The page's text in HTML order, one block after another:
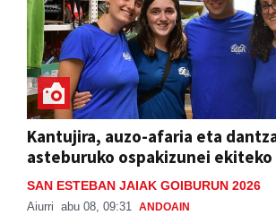
Kantujira, auzo-afaria eta
asteburuko ospakizunei ekiteko
SAN ESTEBAN JAIAK GOIBURUN 2026
Aiurri abu 08, 09:31 ANDOAIN